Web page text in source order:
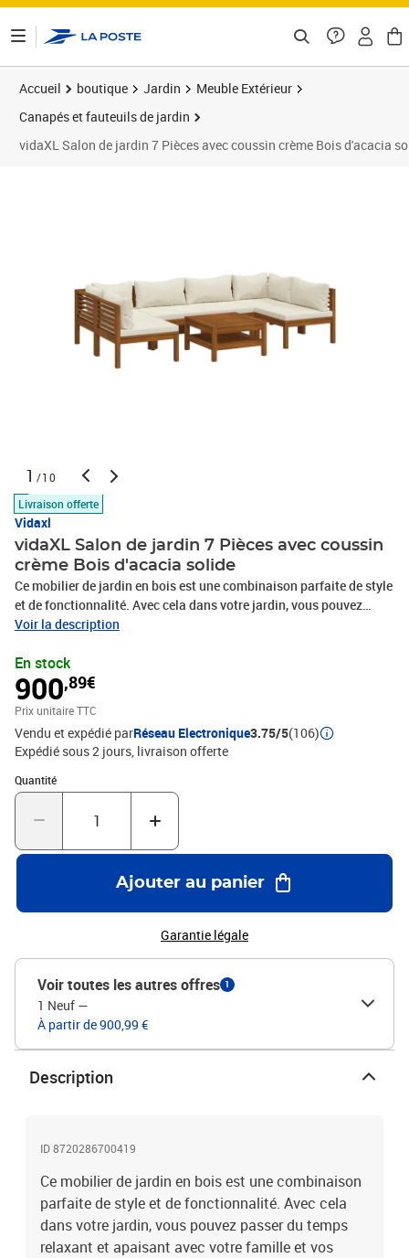
Accueil boutique Jardin
Meuble Extérieur
Canapés et fauteuils de jardin
vidaXL Salon de jardin 7 Pièces avec coussin crème Bois d'acacia
1 /10
Livraison offerte
Vidaxl
vidaXL Salon de jardin 7 Pièces avec coussin
crème Bois d'acacia solide
Ce mobilier de jardin en bois est une combinaison parfaite de style
et de fonctionnalité. Avec cela dans votre jardin, vous pouvez
passer du temps relaxant et apaisant avec votre famille et vos
canapé est solide, robuste et durable; et sa finition à l'huile rend
l'ensemble de canapé adapté à une utilisation en extérieur. Les
coussins amovibles sont bien rembourrés, afin d'offrir un grand
confort d'assise. Une table basse au design à lattes unique est
également incluse. De plus, grâce à sa conception modulaire,
toutes les pièces peuvent être arrangées et personnalisées selon
vos besoins. Cet ensemble de sièges d'extérieur sera sûrement le
point de mire de votre jardin ou patio. Remarque : afin de
prolonger la durée de vie des meubles d'extérieur, nous vous
imperméable.Couleur du coussin : crèmeMatériau : bois d'acacia
massif avec finition à l'huile, tissu (100 % polyester)Dimensions de
la table : 65 x 65 x 35 cm L x l x H)Dimensions du canapé d'angle :
69 x 69 x 62,5 cm (l x P x H)Dimensions du canapé central : 65 x 69
x 62,5 cm (l x P x H)Résistance aux intempériesPour un usage
canapé d'angle4 x canapé central6 x coussin de siège8 x coussin
de dossier
Voir la description
En stock
900,89€
Prix unitaire TTC
Vendu et expédié parRéseau Electronique3.75/5(106)
Expédié sous 2 jours livraison offerte
Quantité
Quantité : 1
Ajouter au panier
Garantie légale
Voir toutes les autres offres 1
1 Neuf —
À partir de 900,99 €
Description
ID 8720286700419
Ce mobilier de jardin en bois est une combinaison
parfaite de style et de fonctionnalité. Avec cela
dans votre jardin, vous pouvez passer du temps
relaxant et apaisant avec votre famille et vos